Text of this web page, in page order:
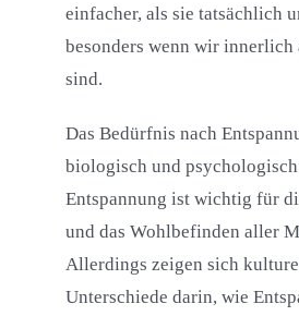
einfacher, als sie tatsächlich
besonders wenn wir innerlich
sind.
Das Bedürfnis nach
biologisch und
Entspannung ist wichtig für
und das Wohlbefinden aller
Allerdings zeigen sich
Unterschiede darin, wie